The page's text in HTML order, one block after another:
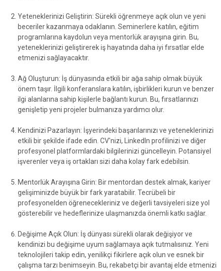
Yeteneklerinizi Geliştirin: Sürekli öğrenmeye açık olun ve yeni
beceriler kazanmaya odaklanın. Seminerlere katılın, eğitim
programlarına kaydolun veya mentorlük arayışına girin. Bu,
yeteneklerinizi geliştirerek iş hayatında daha iyi fırsatlar elde
etmenizi sağlayacaktır.
Ağ Oluşturun: İş dünyasında etkili bir ağa sahip olmak büyük
önem taşır. İlgili konferanslara katılın, işbirlikleri kurun ve benzer
ilgi alanlarına sahip kişilerle bağlantı kurun. Bu, fırsatlarınızı
genişletip yeni projeler bulmanıza yardımcı olur.
Kendinizi Pazarlayın: İşyerindeki başarılarınızı ve yeteneklerinizi
etkili bir şekilde ifade edin. CV'nizi, LinkedIn profilinizi ve diğer
profesyonel platformlardaki bilgilerinizi güncelleyin. Potansiyel
işverenler veya iş ortakları sizi daha kolay fark edebilsin.
Mentorlük Arayışına Girin: Bir mentordan destek almak, kariyer
gelişiminizde büyük bir fark yaratabilir. Tecrübeli bir
profesyonelden öğrenecekleriniz ve değerli tavsiyeleri size yol
gösterebilir ve hedeflerinize ulaşmanızda önemli katkı sağlar.
Değişime Açık Olun: İş dünyası sürekli olarak değişiyor ve
kendinizi bu değişime uyum sağlamaya açık tutmalısınız. Yeni
teknolojileri takip edin, yenilikçi fikirlere açık olun ve esnek bir
çalışma tarzı benimseyin. Bu, rekabetçi bir avantaj elde etmenizi